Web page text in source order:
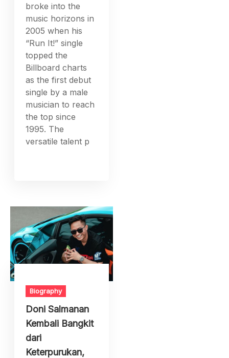
broke into the
music horizons in
2005 when his
“Run It!” single
topped the
Billboard charts
as the first debut
single by a male
musician to reach
the top since
1995. The
versatile talent p
Biography
Doni Salmanan
Kembali Bangkit
dari
Keterpurukan,